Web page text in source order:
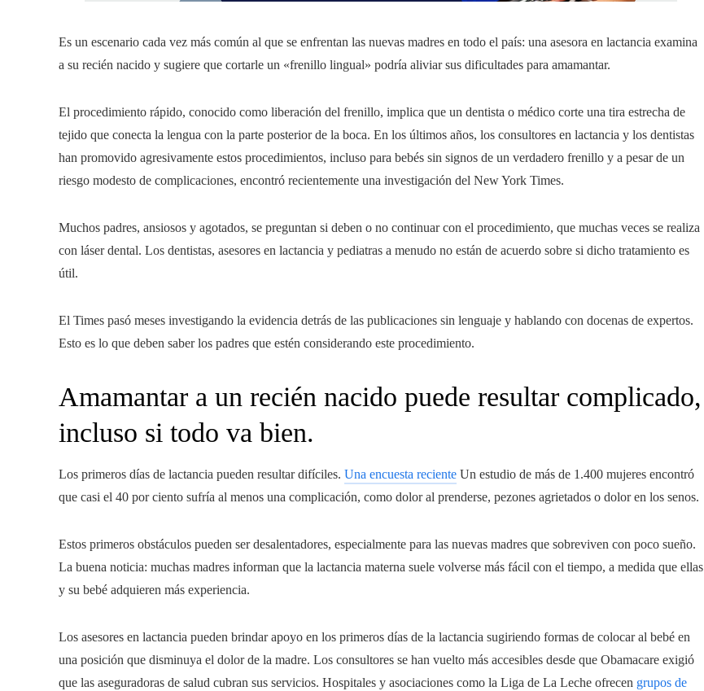
Es un escenario cada vez más común al que se enfrentan las nuevas madres en todo el país: una asesora en lactancia examina
a su recién nacido y sugiere que cortarle un «frenillo lingual» podría aliviar sus dificultades para amamantar.
El procedimiento rápido, conocido como liberación del frenillo, implica que un dentista o médico corte una tira estrecha de
tejido que conecta la lengua con la parte posterior de la boca. En los últimos años, los consultores en lactancia y los dentistas
han promovido agresivamente estos procedimientos, incluso para bebés sin signos de un verdadero frenillo y a pesar de un
riesgo modesto de complicaciones, encontró recientemente una investigación del New York Times.
Muchos padres, ansiosos y agotados, se preguntan si deben o no continuar con el procedimiento, que muchas veces se realiza
con láser dental. Los dentistas, asesores en lactancia y pediatras a menudo no están de acuerdo sobre si dicho tratamiento es
útil.
El Times pasó meses investigando la evidencia detrás de las publicaciones sin lenguaje y hablando con docenas de expertos.
Esto es lo que deben saber los padres que estén considerando este procedimiento.
Amamantar a un recién nacido puede resultar complicado,
incluso si todo va bien.
Los primeros días de lactancia pueden resultar difíciles. Una encuesta reciente Un estudio de más de 1.400 mujeres encontró
que casi el 40 por ciento sufría al menos una complicación, como dolor al prenderse, pezones agrietados o dolor en los senos.
Estos primeros obstáculos pueden ser desalentadores, especialmente para las nuevas madres que sobreviven con poco sueño.
La buena noticia: muchas madres informan que la lactancia materna suele volverse más fácil con el tiempo, a medida que ellas
y su bebé adquieren más experiencia.
Los asesores en lactancia pueden brindar apoyo en los primeros días de la lactancia sugiriendo formas de colocar al bebé en
una posición que disminuya el dolor de la madre. Los consultores se han vuelto más accesibles desde que Obamacare exigió
que las aseguradoras de salud cubran sus servicios. Hospitales y asociaciones como la Liga de La Leche ofrecen grupos de